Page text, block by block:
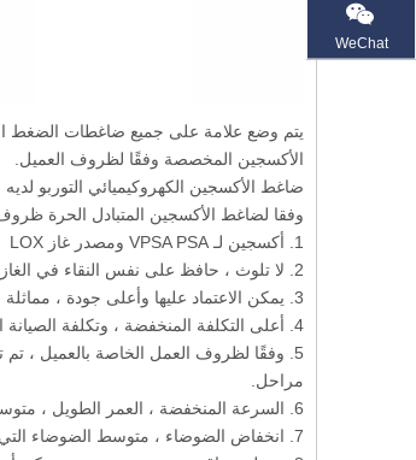
يتم وضع علامة على جميع ضاغطات الضغط
الأكسجين المخصصة وفقًا لظروف العميل.
ضاغط الأكسجين الكهروكيميائي التوربو لديه
وفقا لضاغط الأكسجين المتبادل الحرة
1. أكسجين لـ VPSA PSA ومصدر غاز LOX
2. لا تلوث ، حافظ على نفس النقاء في الغاز
3. يمكن الاعتماد عليها وأعلى جودة ، مماثلة لعلامة Rix الأمريكية.
4. أعلى التكلفة المنخفضة ، وتكلفة الصيانة المنخفضة والتشغيل البسيط
5. وفقًا لظروف العمل الخاصة بالعميل
مراحل.
6. السرعة المنخفضة ، العمر الطويل ، متوسط ​​السرعة 260-350 دورة في الدقيقة ،
7. انخفاض الضوضاء ، متوسط ​​الضوضاء التي تقل عن 75 ديسيبل ، يمكن أن تعمل بهدوء في المجال الطبي
WeChat